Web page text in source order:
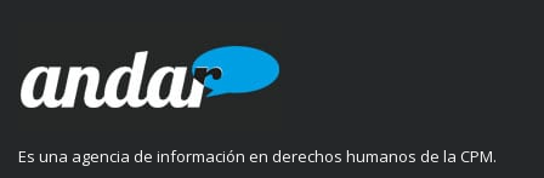
Es una agencia de información en derechos humanos de la CPM.